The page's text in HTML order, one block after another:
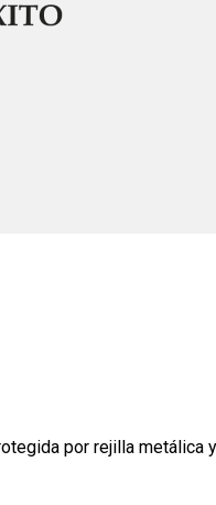
por rejilla